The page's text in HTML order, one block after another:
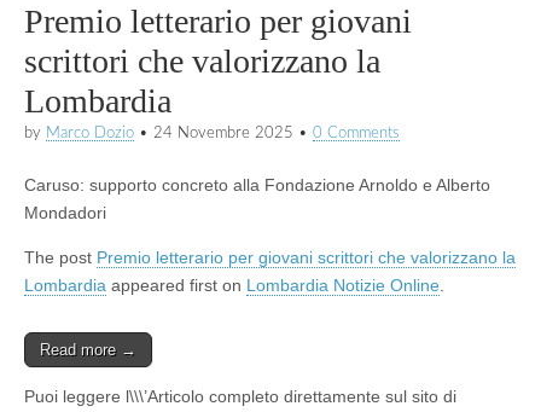
Premio letterario per giovani
scrittori che valorizzano la
Lombardia
by Marco Dozio • 24 Novembre 2025 • 0 Comments
Caruso: supporto concreto alla Fondazione Arnoldo e Alberto
Mondadori
The post Premio letterario per giovani scrittori che valorizzano la
Lombardia appeared first on Lombardia Notizie Online
Read more →
Puoi leggere l\\\’Articolo completo direttamente sul sito di